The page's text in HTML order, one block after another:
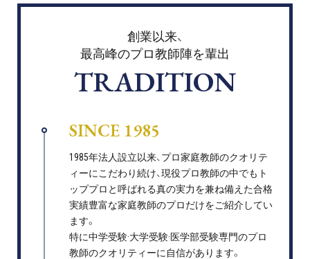
創業以来、
最高峰のプロ教師陣を輩出
TRADITION
SINCE 1985
1985年法人設立以来、プロ家庭教師のクオリテ
ィーにこだわり続け、現役プロ教師の中でもト
ッププロと呼ばれる真の実力を兼ね備えた合格
実績豊富な家庭教師のプロだけをご紹介してい
ます。
特に中学受験·大学受験·医学部受験専門のプロ
教師のクオリティーに自信があります。